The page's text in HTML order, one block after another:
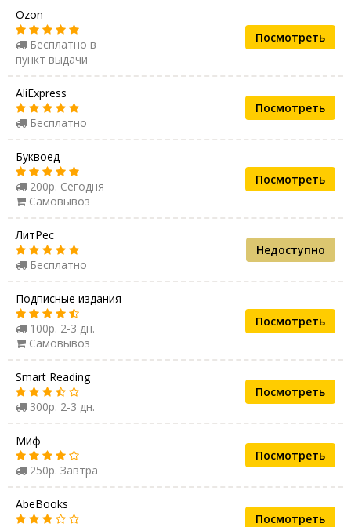
Ozon
Бесплатно в
пункт выдачи
Посмотреть
AliExpress
Бесплатно
Посмотреть
Буквоед
200р. Сегодня
Самовывоз
Посмотреть
ЛитРес
Бесплатно
Недоступно
Подписные издания
100р. 2-3 дн.
Самовывоз
Посмотреть
Smart Reading
300р. 2-3 дн.
Посмотреть
Миф
250р. Завтра
Посмотреть
AbeBooks
Посмотреть